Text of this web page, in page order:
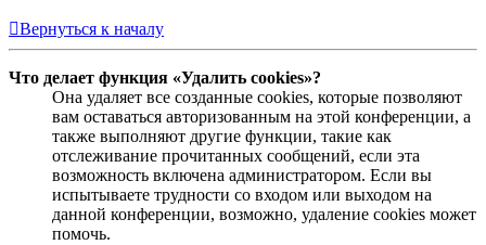
Вернуться к началу
Что делает функция «Удалить cookies»?
Она удаляет все созданные cookies, которые позволяют
вам оставаться авторизованным на этой конференции, а
также выполняют другие функции, такие как
отслеживание прочитанных сообщений, если эта
возможность включена администратором. Если вы
испытываете трудности со входом или выходом на
данной конференции, возможно, удаление cookies может
помочь.